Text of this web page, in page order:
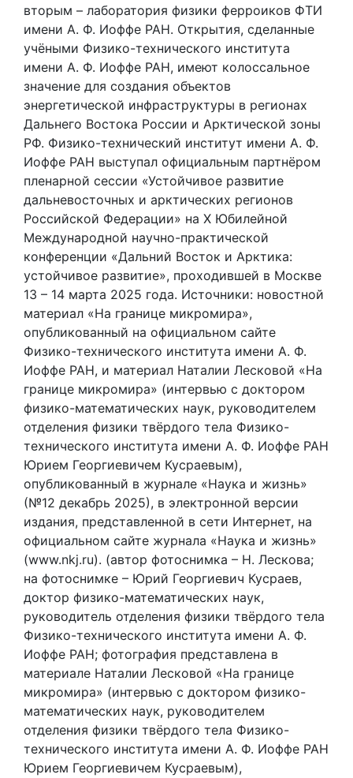
вторым – лаборатория физики ферроиков ФТИ
имени А. Ф. Иоффе РАН. Открытия, сделанные
учёными Физико-технического института
имени А. Ф. Иоффе РАН, имеют колоссальное
значение для создания объектов
энергетической инфраструктуры в регионах
Дальнего Востока России и Арктической зоны
РФ. Физико-технический институт имени А. Ф.
Иоффе РАН выступал официальным партнёром
пленарной сессии «Устойчивое развитие
дальневосточных и арктических регионов
Российской Федерации» на X Юбилейной
Международной научно-практической
конференции «Дальний Восток и Арктика:
устойчивое развитие», проходившей в Москве
13 – 14 марта 2025 года. Источники: новостной
материал «На границе микромира»,
опубликованный на официальном сайте
Физико-технического института имени А. Ф.
Иоффе РАН, и материал Наталии Лесковой «На
границе микромира» (интервью с доктором
физико-математических наук, руководителем
отделения физики твёрдого тела Физико-
технического института имени А. Ф. Иоффе РАН
Юрием Георгиевичем Кусраевым),
опубликованный в журнале «Наука и жизнь»
(№12 декабрь 2025), в электронной версии
издания, представленной в сети Интернет, на
официальном сайте журнала «Наука и жизнь»
(www.nkj.ru). (автор фотоснимка – Н. Лескова;
на фотоснимке – Юрий Георгиевич Кусраев,
доктор физико-математических наук,
руководитель отделения физики твёрдого тела
Физико-технического института имени А. Ф.
Иоффе РАН; фотография представлена в
материале Наталии Лесковой «На границе
микромира» (интервью с доктором физико-
математических наук, руководителем
отделения физики твёрдого тела Физико-
технического института имени А. Ф. Иоффе РАН
Юрием Георгиевичем Кусраевым),